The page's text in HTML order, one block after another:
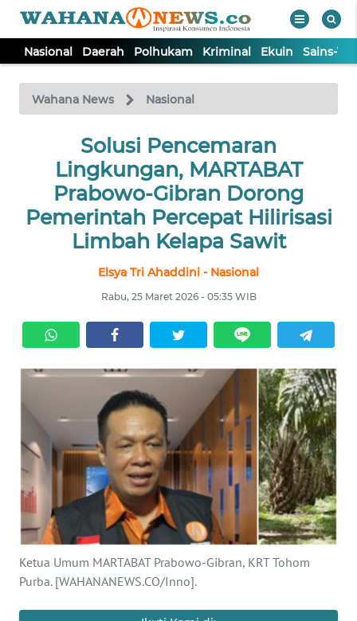
Nasional Daerah Polhukam Kriminal Ekuin Sains-
Wahana News Nasional
Solusi Pencemaran
Lingkungan, MARTABAT
Prabowo-Gibran Dorong
Pemerintah Percepat Hilirisasi
Limbah Kelapa Sawit
Elsya Tri Ahaddini - Nasional
Rabu, 25 Maret 2026 - 05:35 WIB
Ketua Umum MARTABAT Prabowo-Gibran, KRT Tohom
Purba. [WAHANANEWS.CO/Inno].
TV
Tutup
DAERAH
POLHUKAM
EKUIN
SAINS-TEKNO
KESEHATAN
INTERNASIONAL
SERBA-SERBI
PENDIDIKAN
OLAHRAGA